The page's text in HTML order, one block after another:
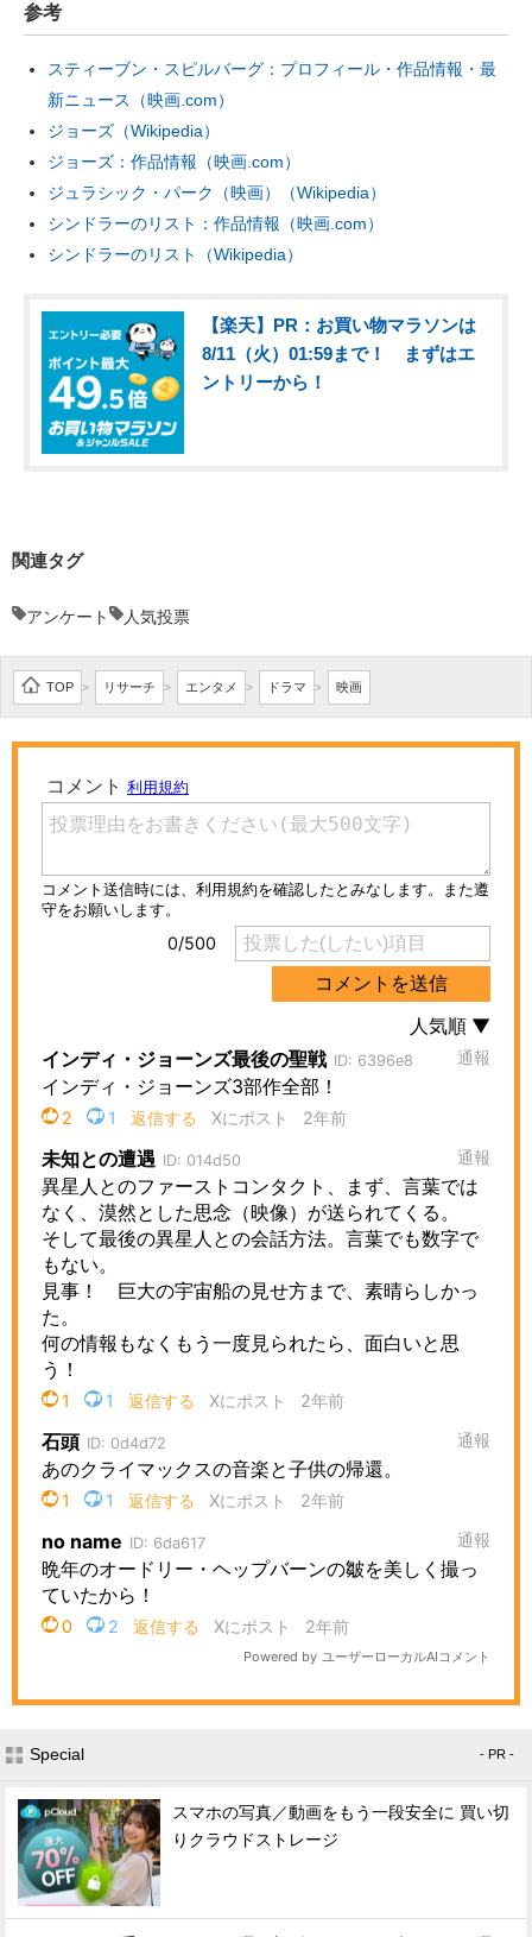
参考
スティーブン・スピルバーグ：プロフィール・作品情報・最
新ニュース（映画.com）
ジョーズ（Wikipedia）
ジョーズ：作品情報（映画.com）
ジュラシック・パーク（映画）（Wikipedia）
シンドラーのリスト：作品情報（映画.com）
シンドラーのリスト（Wikipedia）
【楽天】PR：お買い物マラソンは
8/11（火）01:59まで！ まずはエ
ントリーから！
関連タグ
アンケート 人気投票
TOP > リサーチ > エンタメ > ドラマ > 映画
Special - PR -
スマホの写真／動画をもう一段安全に 買い切
りクラウドストレージ